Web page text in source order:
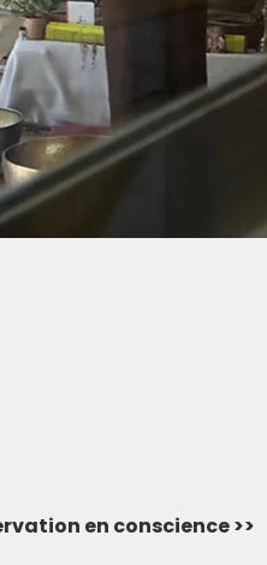
en conscience >>